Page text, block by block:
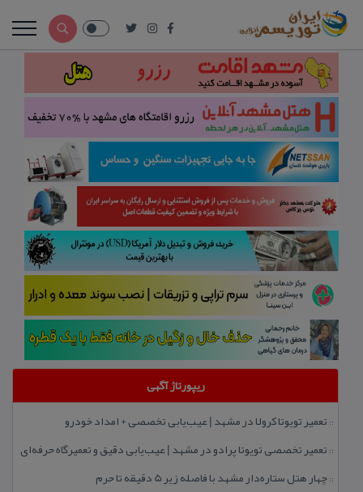
ریپورتاژ آگهی
:: تعمیر تویوتا كرولا در مشهد | عیب‌یابی تخصصی + امداد خودرو
:: تعمیر تخصصی تویوتا پرادو در مشهد | عیب‌یابی دقیق و تعمیرگاه حرفه‌ای
::چهار هتل‌ ستاره‌دار مشهد با فاصله زیر 5 دقیقه تا حرم